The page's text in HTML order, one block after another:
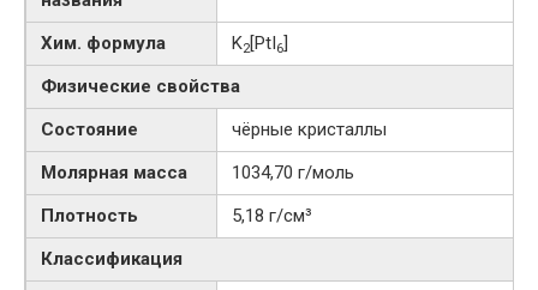
Хим. формула K2[PtI6]
Физические свойства
Состояние
чёрные кристаллы
Молярная масса
1034,70 г/моль
Плотность
5,18 г/см³
Классификация